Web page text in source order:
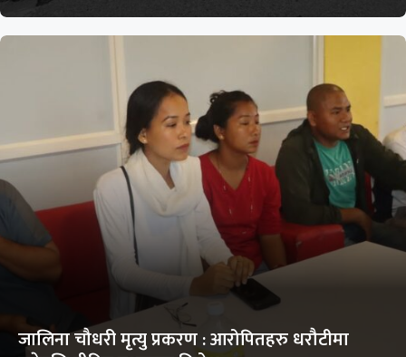
जालिना चौधरी मृत्यु प्रकरण : आरोपितहरु धरौटीमा